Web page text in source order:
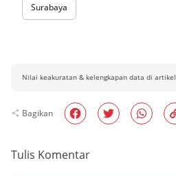
Surabaya
Nilai keakuratan & kelengkapan data di artikel
Bagikan
Tulis Komentar